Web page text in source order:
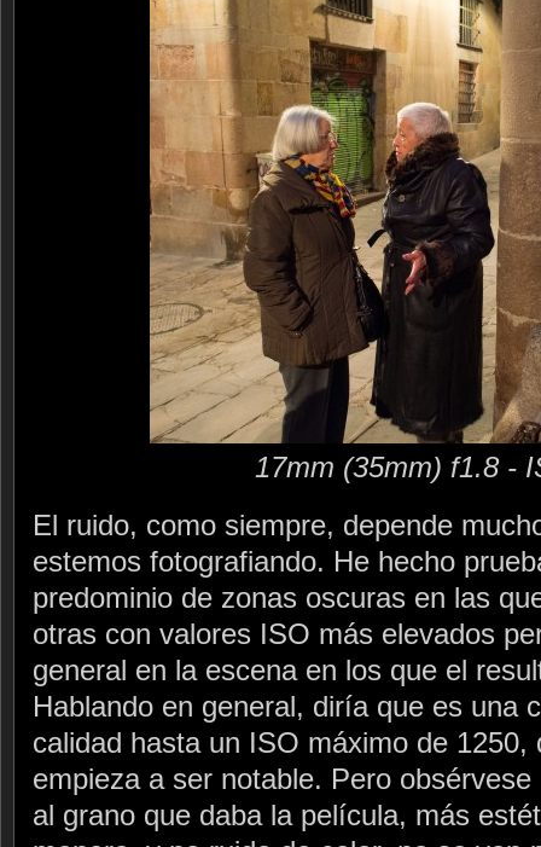
17mm (35mm) f1.8 -
El ruido, como siempre, depende
estemos fotografiando. He hecho
predominio de zonas oscuras en las
otras con valores ISO más elevados
general en la escena en los que el
Hablando en general, diría que es una
calidad hasta un ISO máximo de 1250,
empieza a ser notable. Pero
al grano que daba la película, más